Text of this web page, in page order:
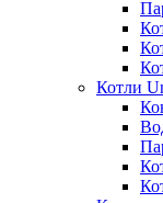
Котли